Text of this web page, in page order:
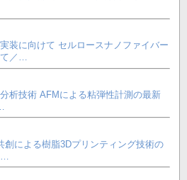
装に向けて セルロースナノファイバー
て／…
析技術 AFMによる粘弾性計測の最新
創による樹脂3Dプリンティング技術の